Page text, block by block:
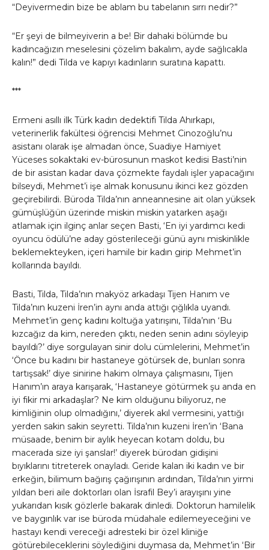
“Deyivermedin bize be ablam bu tabelanın sırrı nedir?”
“Er şeyi de bilmeyiverin a be! Bir dahaki bölümde bu
kadıncağızın meselesini çözelim bakalım, ayde sağlıcakla
kalın!” dedi Tilda ve kapıyı kadınların suratına kapattı.
***
Ermeni asıllı ilk Türk kadın dedektifi Tilda Ahırkapı,
veterinerlik fakültesi öğrencisi Mehmet Cinozoğlu’nu
asistanı olarak işe almadan önce, Suadiye Hamiyet
Yüceses sokaktaki ev-bürosunun maskot kedisi Basti’nin
de bir asistan kadar dava çözmekte faydalı işler yapacağını
bilseydi, Mehmet’i işe almak konusunu ikinci kez gözden
geçirebilirdi. Büroda Tilda’nın anneannesine ait olan yüksek
gümüşlüğün üzerinde miskin miskin yatarken aşağı
atlamak için ilginç anlar seçen Basti, ‘En iyi yardımcı kedi
oyuncu ödülü’ne aday gösterileceği günü aynı miskinlikle
beklemekteyken, içeri hamile bir kadın girip Mehmet’in
kollarında bayıldı.
Basti, Tilda, Tilda’nın makyöz arkadaşı Tijen Hanım ve
Tilda’nın kuzeni İren’in aynı anda attığı çığlıkla uyandı.
Mehmet’in genç kadını koltuğa yatırışını, Tilda’nın ‘Bu
kızcağız da kim, nereden çıktı, neden senin adını söyleyip
bayıldı?’ diye sorgulayan sinir dolu cümlelerini, Mehmet’in
‘Önce bu kadını bir hastaneye götürsek de, bunları sonra
tartışsak!’ diye sinirine hakim olmaya çalışmasını, Tijen
Hanım’ın araya karışarak, ‘Hastaneye götürmek şu anda en
iyi fikir mi arkadaşlar? Ne kim olduğunu biliyoruz, ne
kimliğinin olup olmadığını,’ diyerek akıl vermesini, yattığı
yerden sakin sakin seyretti. Tilda’nın kuzeni İren’in ‘Bana
müsaade, benim bir aylık heyecan kotam doldu, bu
macerada size iyi şanslar!’ diyerek bürodan gidişini
bıyıklarını titreterek onayladı. Geride kalan iki kadın ve bir
erkeğin, bilimum bağırış çağırışının ardından, Tilda’nın yirmi
yıldan beri aile doktorları olan İsrafil Bey’i arayışını yine
yukarıdan kısık gözlerle bakarak dinledi. Doktorun hamilelik
ve baygınlık var ise büroda müdahale edilemeyeceğini ve
hastayı kendi vereceği adresteki bir özel kliniğe
götürebileceklerini söylediğini duymasa da, Mehmet’in ‘Bir